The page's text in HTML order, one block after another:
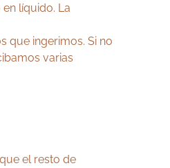
líquido. La
que ingerimos. Si no
varias
el resto de